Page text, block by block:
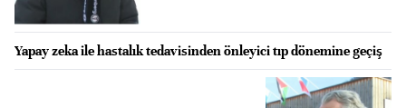
Yapay zeka ile hastalık tedavisinden önleyici tıp dönemine geçiş